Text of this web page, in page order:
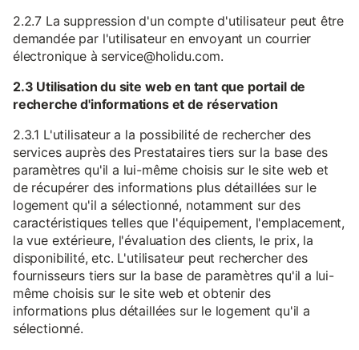
2.2.7 La suppression d'un compte d'utilisateur peut être
demandée par l'utilisateur en envoyant un courrier
électronique à service@holidu.com.
2.3 Utilisation du site web en tant que portail de
recherche d'informations et de réservation
2.3.1 L'utilisateur a la possibilité de rechercher des
services auprès des Prestataires tiers sur la base des
paramètres qu'il a lui-même choisis sur le site web et
de récupérer des informations plus détaillées sur le
logement qu'il a sélectionné, notamment sur des
caractéristiques telles que l'équipement, l'emplacement,
la vue extérieure, l'évaluation des clients, le prix, la
disponibilité, etc. L'utilisateur peut rechercher des
fournisseurs tiers sur la base de paramètres qu'il a lui-
même choisis sur le site web et obtenir des
informations plus détaillées sur le logement qu'il a
sélectionné.